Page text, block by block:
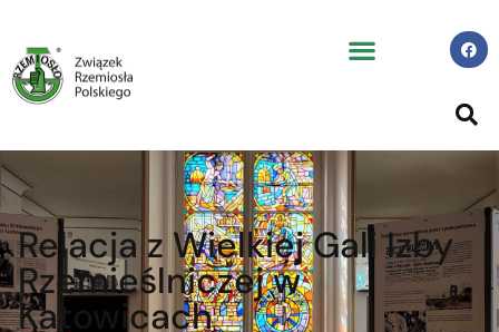
Relacja z Wielkiej Gali Izby
Rzemieślniczej w
Katowicach